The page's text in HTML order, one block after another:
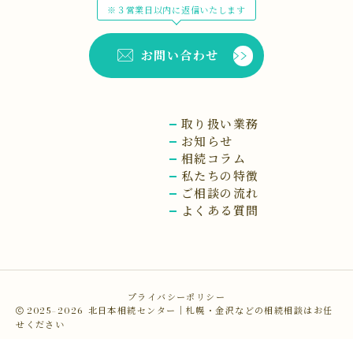
※３営業日以内に返信いたします
お問い合わせ
取り扱い業務
お知らせ
相続コラム
私たちの特徴
ご相談の流れ
よくある質問
プライバシーポリシー
2025–2026 北日本相続センター｜札幌・金沢などの相続相談はお任
せください